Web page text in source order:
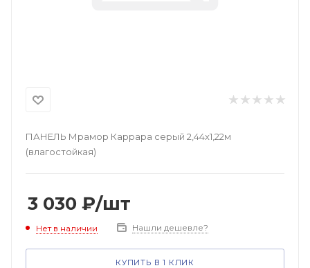
ПАНЕЛЬ Мрамор Каррара серый 2,44x1,22м
(влагостойкая)
3 030 ₽/шт
Нет в наличии Нашли дешевле?
КУПИТЬ В 1 КЛИК